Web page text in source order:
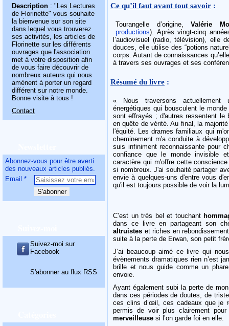
Description : "Les Lectures
de Florinette" vous souhaite
la bienvenue sur son site
dans lequel vous trouverez
ses activités, les articles de
Florinette sur les différents
ouvrages que l'association
met à votre disposition afin
de vous faire découvrir de
nombreux auteurs qui nous
amènent à porter un regard
différent sur notre monde.
Bonne visite à tous !
Contact
Abonnez-vous pour être averti
des nouveaux articles publiés.
Email
Suivez-moi sur
Facebook
S'abonner au flux RSS
Ce qu’il faut avant tout savoir :
Tourangelle d’origine,Valérie
productions). Après vingt-cinq
l’audiovisuel (radio, télévision), elle
douces, elle utilise des “potions
corps. Autant de connaissances
à travers ses ouvrages et ses
Résumé du livre :
« Nous traversons actuellement
énergétiques qui bousculent le
sont effrayés ; d'autres ressentent
en quête de vérité. Au final, la
l'équité. Les drames familiaux qui
cheminement m'a conduite à
suis infiniment reconnaissante pour
confiance que le monde invisible
caractère qui m'offre cette
si nombreux. J'ai souhaité partager
envie à quelques-uns d'entre vous
qu'il est toujours possible de voir la
C’est un très bel et touchant
dans ce livre en partageant son
altruistes et riches en
suite à la perte de Erwan, son petit
J’ai beaucoup aimé ce livre qui
évènements dramatiques rien n’est
brille et nous guide comme un
envoie.
Ayant également subi la perte de
dans ces périodes de doutes, de
ces clins d’œil, ces cadeaux que je
permis de voir plus clairement
merveilleuse si l’on garde foi en elle.